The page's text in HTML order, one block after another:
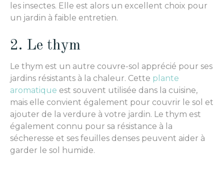
les insectes. Elle est alors un excellent choix pour
un jardin à faible entretien.
2. Le thym
Le thym est un autre couvre-sol apprécié pour ses
jardins résistants à la chaleur. Cette plante
aromatique est souvent utilisée dans la cuisine,
mais elle convient également pour couvrir le sol et
ajouter de la verdure à votre jardin. Le thym est
également connu pour sa résistance à la
sécheresse et ses feuilles denses peuvent aider à
garder le sol humide.